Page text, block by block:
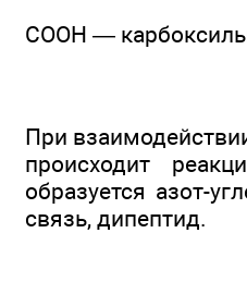
СООН —
При
происходит
образуется азот-
связь, дипептид.